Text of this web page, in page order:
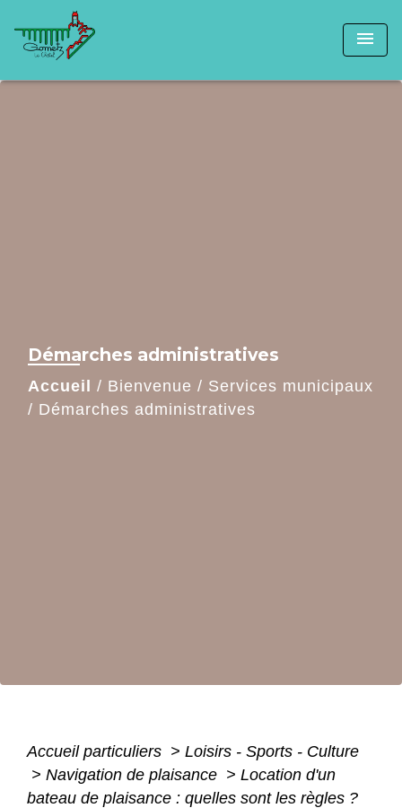
menu
Démarches administratives
Accueil / Bienvenue / Services municipaux
/ Démarches administratives
Accueil particuliers > Loisirs - Sports - Culture
> Navigation de plaisance > Location d'un
bateau de plaisance : quelles sont les règles ?